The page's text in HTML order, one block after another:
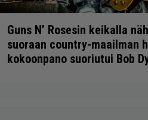
Guns N’ Rosesin keikalla
suoraan country-maailman
kokoonpano suoriutui Bob